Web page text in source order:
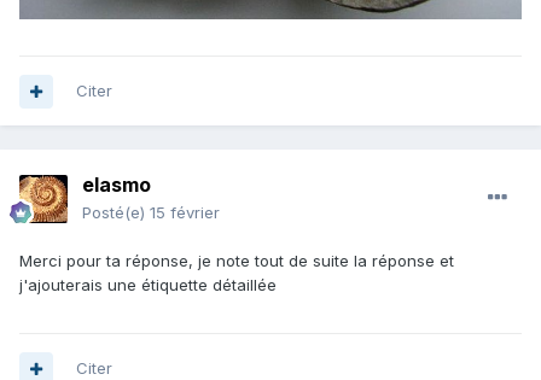
Citer
elasmo
Posté(e) 15 février
Merci pour ta réponse, je note tout de suite la réponse et
j'ajouterais une étiquette détaillée
Citer